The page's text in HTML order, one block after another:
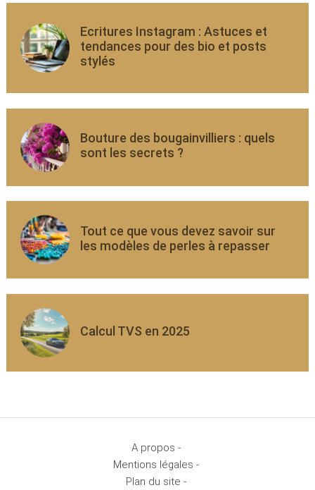
Ecritures Instagram : Astuces et
tendances pour des bio et posts
stylés
Bouture des bougainvilliers : quels
sont les secrets ?
Tout ce que vous devez savoir sur
les modèles de perles à repasser
Calcul TVS en 2025
A propos -
Mentions légales -
Plan du site -